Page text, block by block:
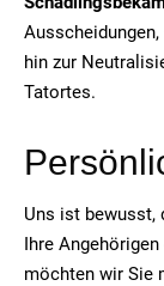
hin zur
Tatortes.
Uns ist bewusst,
Ihre
möchten wir Sie